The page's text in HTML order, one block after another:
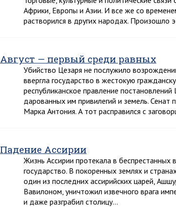
Африки, Европы и Азии. И все же со
растворился в других народах. Произошло
Август — первый среди равных
Убийство Цезаря не послужило
ввергла государство в жестокую
республиканское правление
дарованных им привилегий и земель.
Марка Антония. А тот расправился с
Падение Ассирии
Жизнь Ассирии протекала в
государство. В покоренных землях и
один из последних ассирийских царей,
Вавилоном, уничтожил извечного врага
и даже разграбил столицу…